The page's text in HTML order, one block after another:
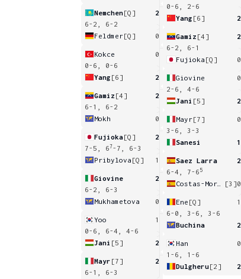
Nemchen[Q]
2
6-2, 6-2
Feldmer[Q] 0
Kokce
0
0-6, 0-6
Yang [6] 2
Gamiz [4]
2
6-1, 6-2
Mokh
0
Fujioka[Q]
2
7-5, 67-7, 6-3
Pribylova [Q] 1
Giovine
2
6-2, 6-3
Mukhametova
0
Yoo
1
0-6, 6-4, 4-6
Jani [5] 2
Mayr [7]
2
6-1, 6-3
0-6, 2-6
Yang [6] 2
Gamiz [4]
2
6-2, 6-1
Fujioka [Q] 0
Giovine
0
2-6, 4-6
Jani [5] 2
Mayr[7]
0
3-6, 3-3
Sanesi
1
Saez Larra
2
6-4, 7-6 5
[3]0
Ene [Q]
1
6-0, 3-6, 3-6
Buchina
2
Han
0
1-6, 1-6
Dulgheru[2] 2